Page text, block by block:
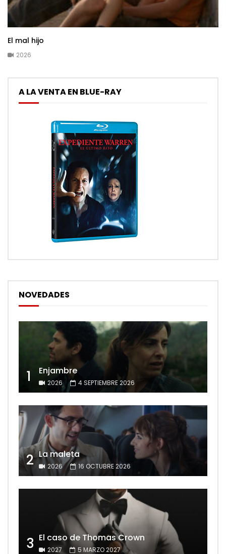
El mal hijo
2026
A LA VENTA EN BLUE-RAY
NOVEDADES
1 Enjambre
2026 4 SEPTIEMBRE 2026
2 La maleta
2026 16 OCTUBRE 2026
3 El caso de Thomas Crown
2027 5 MARZO 2027